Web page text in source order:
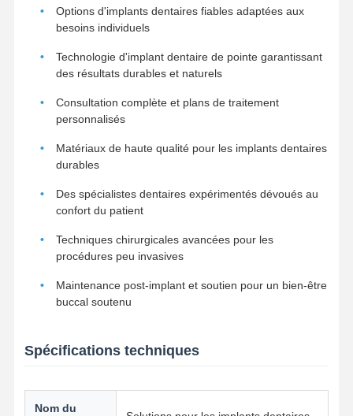
Nous
Options d'implants dentaires fiables adaptées aux
besoins individuels
Technologie d'implant dentaire de pointe garantissant
des résultats durables et naturels
Consultation complète et plans de traitement
personnalisés
Matériaux de haute qualité pour les implants dentaires
durables
Des spécialistes dentaires expérimentés dévoués au
confort du patient
Techniques chirurgicales avancées pour les
procédures peu invasives
Maintenance post-implant et soutien pour un bien-être
buccal soutenu
Spécifications techniques
Nom du